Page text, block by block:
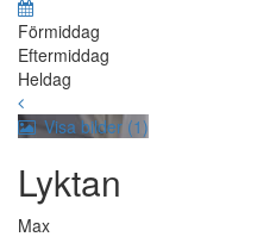
Förmiddag
Eftermiddag
Heldag
Visa bilder (1)
Lyktan
Max